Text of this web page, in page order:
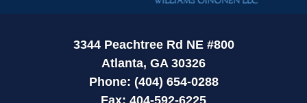
3344 Peachtree Rd NE #800
Atlanta, GA 30326
Phone: (404) 654-0288
Fax: 404-592-6225